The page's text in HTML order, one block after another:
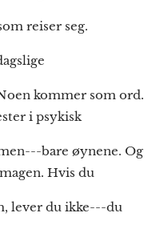
reiser seg.
kommer som ord.
i psykisk
bare øynene. Og
Hvis du
lever du ikke---du